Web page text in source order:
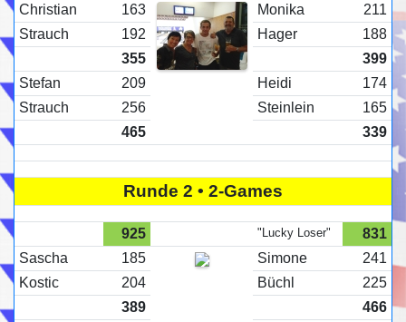
Christian
163 Monika
211
Strauch
192 Hager
188
355
399
Stefan
209 Heidi
174
Strauch
256 Steinlein
165
465
339
Runde 2 • 2-Games
925 "Lucky Loser"
831
Sascha
185 Simone
241
Kostic
204 Büchl
225
389
466